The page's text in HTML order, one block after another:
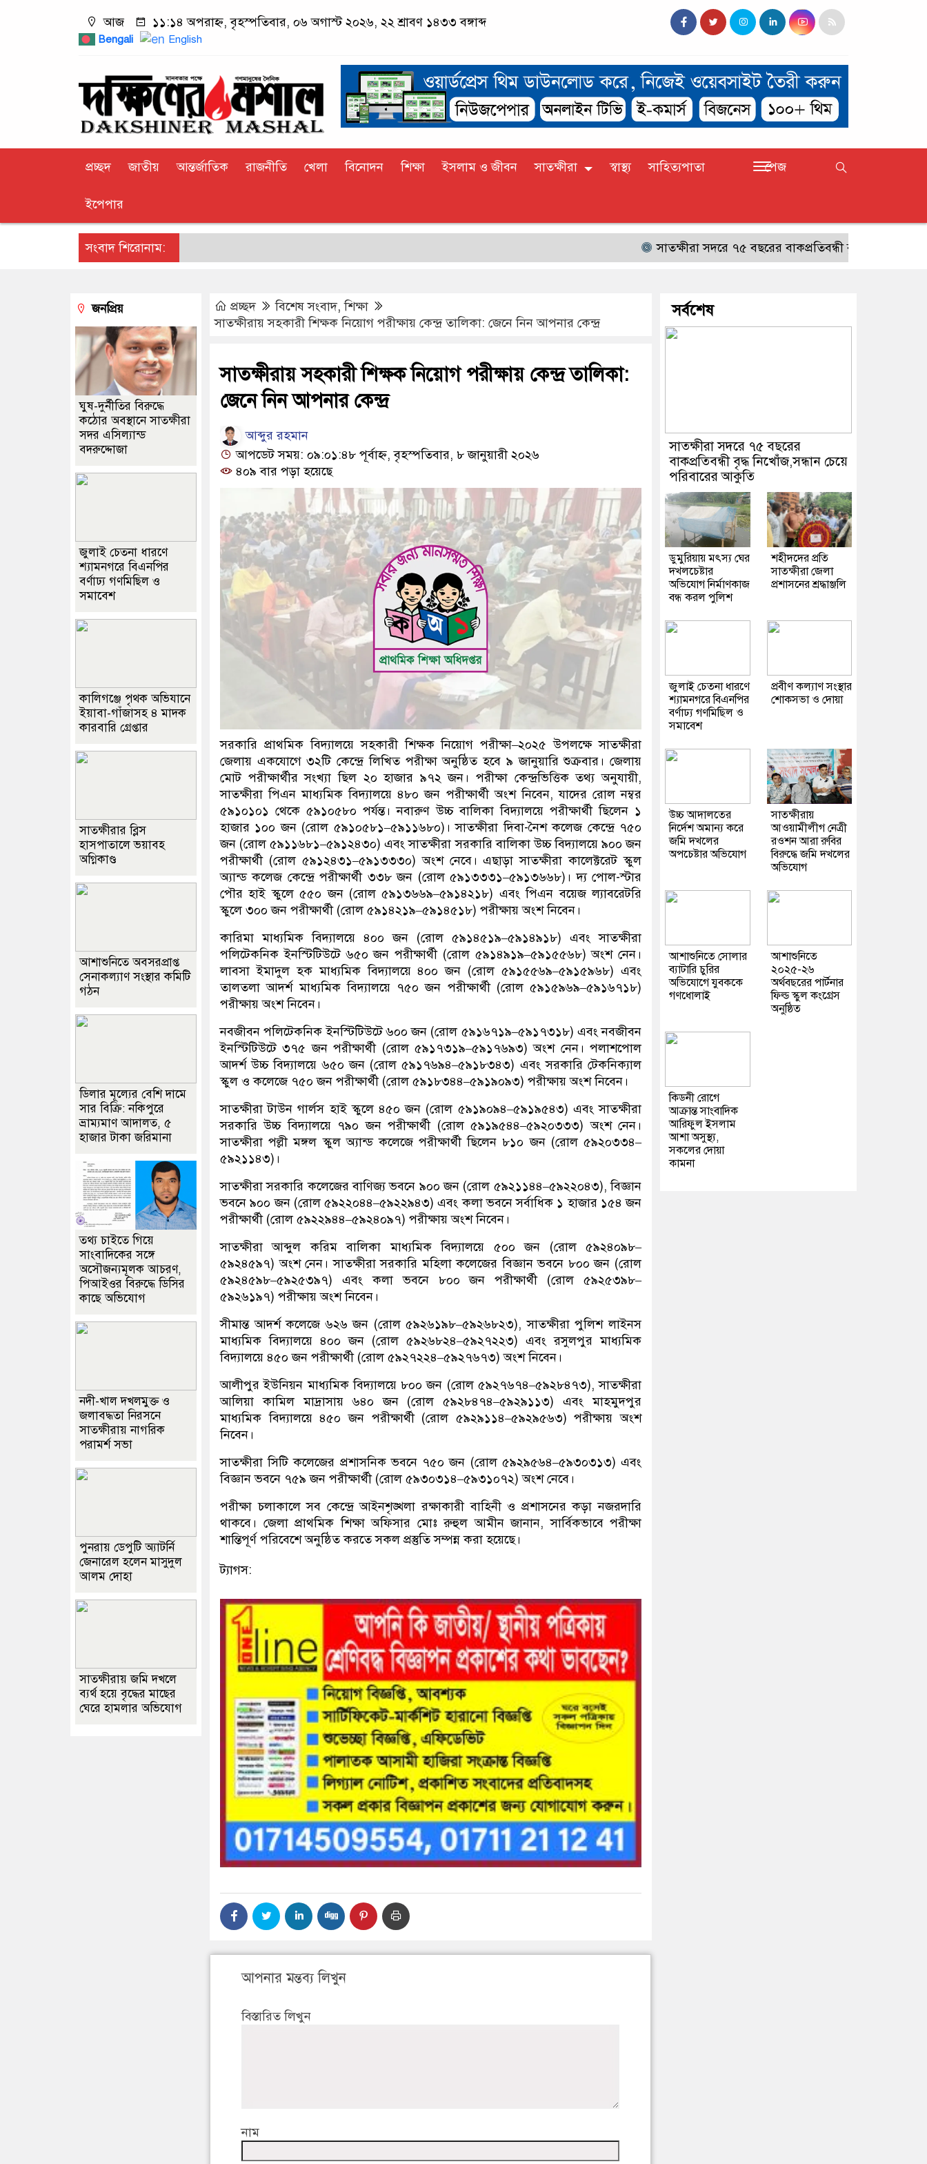
আজ ১১:১৪ অপরাহ্ন, বৃহস্পতিবার, ০৬ অগাস্ট ২০২৬, ২২ শ্রাবণ ১৪৩৩ বঙ্গাব্দ
Bengali English
প্রচ্ছদ জাতীয় আন্তর্জাতিক রাজনীতি খেলা বিনোদন শিক্ষা ইসলাম ও জীবন সাতক্ষীরা স্বাস্থ্য সাহিত্যপাতা
ইপেপার
পেজ
সংবাদ শিরোনাম: সাতক্ষীরা সদরে ৭৫ বছরের বাকপ্রতিবন্ধী বৃদ্ধ নিখোঁজ,সন্ধান চেয়ে
প্রচ্ছদ বিশেষ সংবাদ,শিক্ষা
সাতক্ষীরায় সহকারী শিক্ষক নিয়োগ পরীক্ষায় কেন্দ্র তালিকা: জেনে নিন আপনার কেন্দ্র
সাতক্ষীরায় সহকারী শিক্ষক নিয়োগ পরীক্ষায় কেন্দ্র তালিকা:
জেনে নিন আপনার কেন্দ্র
আব্দুর রহমান
আপডেট সময়: ০৯:০১:৪৮ পূর্বাহ্ন, বৃহস্পতিবার, ৮ জানুয়ারী ২০২৬
৪০৯ বার পড়া হয়েছে
সরকারি প্রাথমিক বিদ্যালয়ে সহকারী শিক্ষক নিয়োগ পরীক্ষা–২০২৫ উপলক্ষে সাতক্ষীরা
জেলায় একযোগে ৩২টি কেন্দ্রে লিখিত পরীক্ষা অনুষ্ঠিত হবে ৯ জানুয়ারি শুক্রবার। জেলায়
মোট পরীক্ষার্থীর সংখ্যা ছিল ২০ হাজার ৯৭২ জন। পরীক্ষা কেন্দ্রভিত্তিক তথ্য অনুযায়ী,
সাতক্ষীরা পিএন মাধ্যমিক বিদ্যালয়ে ৪৮০ জন পরীক্ষার্থী অংশ নিবেন, যাদের রোল নম্বর
৫৯১০১০১ থেকে ৫৯১০৫৮০ পর্যন্ত। নবারুণ উচ্চ বালিকা বিদ্যালয়ে পরীক্ষার্থী ছিলেন ১
হাজার ১০০ জন (রোল ৫৯১০৫৮১–৫৯১১৬৮০)। সাতক্ষীরা দিবা-নৈশ কলেজ কেন্দ্রে ৭৫০
জন (রোল ৫৯১১৬৮১–৫৯১২৪৩০) এবং সাতক্ষীরা সরকারি বালিকা উচ্চ বিদ্যালয়ে ৯০০ জন
পরীক্ষার্থী (রোল ৫৯১২৪৩১–৫৯১৩৩৩০) অংশ নেবে। এছাড়া সাতক্ষীরা কালেক্টরেট স্কুল
অ্যান্ড কলেজ কেন্দ্রে পরীক্ষার্থী ৩৩৮ জন (রোল ৫৯১৩৩৩১–৫৯১৩৬৬৮)। দ্য পোল-স্টার
পৌর হাই স্কুলে ৫৫০ জন (রোল ৫৯১৩৬৬৯–৫৯১৪২১৮) এবং পিএন বয়েজ ল্যাবরেটরি
স্কুলে ৩০০ জন পরীক্ষার্থী (রোল ৫৯১৪২১৯–৫৯১৪৫১৮) পরীক্ষায় অংশ নিবেন।
কারিমা মাধ্যমিক বিদ্যালয়ে ৪০০ জন (রোল ৫৯১৪৫১৯–৫৯১৪৯১৮) এবং সাতক্ষীরা
পলিটেকনিক ইনস্টিটিউটে ৬৫০ জন পরীক্ষার্থী (রোল ৫৯১৪৯১৯–৫৯১৫৫৬৮) অংশ নেন।
লাবসা ইমাদুল হক মাধ্যমিক বিদ্যালয়ে ৪০০ জন (রোল ৫৯১৫৫৬৯–৫৯১৫৯৬৮) এবং
তালতলা আদর্শ মাধ্যমিক বিদ্যালয়ে ৭৫০ জন পরীক্ষার্থী (রোল ৫৯১৫৯৬৯–৫৯১৬৭১৮)
পরীক্ষায় অংশ নিবেন।
নবজীবন পলিটেকনিক ইনস্টিটিউটে ৬০০ জন (রোল ৫৯১৬৭১৯–৫৯১৭৩১৮) এবং নবজীবন
ইনস্টিটিউটে ৩৭৫ জন পরীক্ষার্থী (রোল ৫৯১৭৩১৯–৫৯১৭৬৯৩) অংশ নেন। পলাশপোল
আদর্শ উচ্চ বিদ্যালয়ে ৬৫০ জন (রোল ৫৯১৭৬৯৪–৫৯১৮৩৪৩) এবং সরকারি টেকনিক্যাল
স্কুল ও কলেজে ৭৫০ জন পরীক্ষার্থী (রোল ৫৯১৮৩৪৪–৫৯১৯০৯৩) পরীক্ষায় অংশ নিবেন।
সাতক্ষীরা টাউন গার্লস হাই স্কুলে ৪৫০ জন (রোল ৫৯১৯০৯৪–৫৯১৯৫৪৩) এবং সাতক্ষীরা
সরকারি উচ্চ বিদ্যালয়ে ৭৯০ জন পরীক্ষার্থী (রোল ৫৯১৯৫৪৪–৫৯২০৩৩৩) অংশ নেন।
সাতক্ষীরা পল্লী মঙ্গল স্কুল অ্যান্ড কলেজে পরীক্ষার্থী ছিলেন ৮১০ জন (রোল ৫৯২০৩৩৪–
৫৯২১১৪৩)।
সাতক্ষীরা সরকারি কলেজের বাণিজ্য ভবনে ৯০০ জন (রোল ৫৯২১১৪৪–৫৯২২০৪৩), বিজ্ঞান
ভবনে ৯০০ জন (রোল ৫৯২২০৪৪–৫৯২২৯৪৩) এবং কলা ভবনে সর্বাধিক ১ হাজার ১৫৪ জন
পরীক্ষার্থী (রোল ৫৯২২৯৪৪–৫৯২৪০৯৭) পরীক্ষায় অংশ নিবেন।
সাতক্ষীরা আব্দুল করিম বালিকা মাধ্যমিক বিদ্যালয়ে ৫০০ জন (রোল ৫৯২৪০৯৮–
৫৯২৪৫৯৭) অংশ নেন। সাতক্ষীরা সরকারি মহিলা কলেজের বিজ্ঞান ভবনে ৮০০ জন (রোল
৫৯২৪৫৯৮–৫৯২৫৩৯৭) এবং কলা ভবনে ৮০০ জন পরীক্ষার্থী (রোল ৫৯২৫৩৯৮–
৫৯২৬১৯৭) পরীক্ষায় অংশ নিবেন।
সীমান্ত আদর্শ কলেজে ৬২৬ জন (রোল ৫৯২৬১৯৮–৫৯২৬৮২৩), সাতক্ষীরা পুলিশ লাইনস
মাধ্যমিক বিদ্যালয়ে ৪০০ জন (রোল ৫৯২৬৮২৪–৫৯২৭২২৩) এবং রসুলপুর মাধ্যমিক
বিদ্যালয়ে ৪৫০ জন পরীক্ষার্থী (রোল ৫৯২৭২২৪–৫৯২৭৬৭৩) অংশ নিবেন।
আলীপুর ইউনিয়ন মাধ্যমিক বিদ্যালয়ে ৮০০ জন (রোল ৫৯২৭৬৭৪–৫৯২৮৪৭৩), সাতক্ষীরা
আলিয়া কামিল মাদ্রাসায় ৬৪০ জন (রোল ৫৯২৮৪৭৪–৫৯২৯১১৩) এবং মাহমুদপুর
মাধ্যমিক বিদ্যালয়ে ৪৫০ জন পরীক্ষার্থী (রোল ৫৯২৯১১৪–৫৯২৯৫৬৩) পরীক্ষায় অংশ
নিবেন।
সাতক্ষীরা সিটি কলেজের প্রশাসনিক ভবনে ৭৫০ জন (রোল ৫৯২৯৫৬৪–৫৯৩০৩১৩) এবং
বিজ্ঞান ভবনে ৭৫৯ জন পরীক্ষার্থী (রোল ৫৯৩০৩১৪–৫৯৩১০৭২) অংশ নেবে।
পরীক্ষা চলাকালে সব কেন্দ্রে আইনশৃঙ্খলা রক্ষাকারী বাহিনী ও প্রশাসনের কড়া নজরদারি
থাকবে। জেলা প্রাথমিক শিক্ষা অফিসার মোঃ রুহুল আমীন জানান, সার্বিকভাবে পরীক্ষা
শান্তিপূর্ণ পরিবেশে অনুষ্ঠিত করতে সকল প্রস্তুতি সম্পন্ন করা হয়েছে।
ট্যাগস:
আপনার মন্তব্য লিখুন
বিস্তারিত লিখুন
নাম
জনপ্রিয়
ঘুষ-দুর্নীতির বিরুদ্ধে
কঠোর অবস্থানে সাতক্ষীরা
সদর এসিল্যান্ড
বদরুদ্দোজা
জুলাই চেতনা ধারণে
শ্যামনগরে বিএনপির
বর্ণাঢ্য গণমিছিল ও
সমাবেশ
কালিগঞ্জে পৃথক অভিযানে
ইয়াবা-গাঁজাসহ ৪ মাদক
কারবারি গ্রেপ্তার
সাতক্ষীরার ব্লিস
হাসপাতালে ভয়াবহ
অগ্নিকাণ্ড
আশাশুনিতে অবসরপ্রাপ্ত
সেনাকল্যাণ সংস্থার কমিটি
গঠন
ডিলার মূল্যের বেশি দামে
সার বিক্রি: নকিপুরে
ভ্রাম্যমাণ আদালত, ৫
হাজার টাকা জরিমানা
তথ্য চাইতে গিয়ে
সাংবাদিকের সঙ্গে
অসৌজন্যমূলক আচরণ,
পিআইওর বিরুদ্ধে ডিসির
কাছে অভিযোগ
নদী-খাল দখলমুক্ত ও
জলাবদ্ধতা নিরসনে
সাতক্ষীরায় নাগরিক
পরামর্শ সভা
পুনরায় ডেপুটি অ্যাটর্নি
জেনারেল হলেন মাসুদুল
আলম দোহা
সাতক্ষীরায় জমি দখলে
ব্যর্থ হয়ে বৃদ্ধের মাছের
ঘেরে হামলার অভিযোগ
সর্বশেষ
সাতক্ষীরা সদরে ৭৫ বছরের
বাকপ্রতিবন্ধী বৃদ্ধ নিখোঁজ,সন্ধান চেয়ে
পরিবারের আকুতি
ডুমুরিয়ায় মৎস্য ঘের
দখলচেষ্টার
অভিযোগ নির্মাণকাজ
বন্ধ করল পুলিশ
শহীদদের প্রতি
সাতক্ষীরা জেলা
প্রশাসনের শ্রদ্ধাঞ্জলি
জুলাই চেতনা ধারণে
শ্যামনগরে বিএনপির
বর্ণাঢ্য গণমিছিল ও
সমাবেশ
প্রবীণ কল্যাণ সংস্থার
শোকসভা ও দোয়া
উচ্চ আদালতের
নির্দেশ অমান্য করে
জমি দখলের
অপচেষ্টার অভিযোগ
সাতক্ষীরায়
আওয়ামীলীগ নেত্রী
রওশন আরা রুবির
বিরুদ্ধে জমি দখলের
অভিযোগ
আশাশুনিতে সোলার
ব্যাটারি চুরির
অভিযোগে যুবককে
গণধোলাই
আশাশুনিতে
২০২৫-২৬
অর্থবছরের পার্টনার
ফিল্ড স্কুল কংগ্রেস
অনুষ্ঠিত
কিডনী রোগে
আক্রান্ত সাংবাদিক
আরিফুল ইসলাম
আশা অসুস্থ্য,
সকলের দোয়া
কামনা